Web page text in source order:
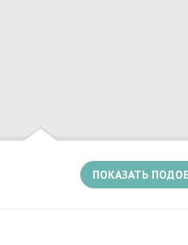
ПОКАЗАТЬ